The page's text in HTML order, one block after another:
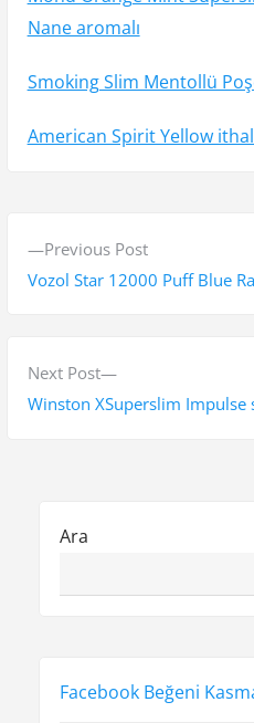
Nane aromalı
Smoking Slim Mentollü
American Spirit Yellow
Previous PostP
r
o
Vozol Star 12000 Puff Blue
Next Post
N
e
Winston XSuperslim Impulse
Ara
Facebook Beğeni